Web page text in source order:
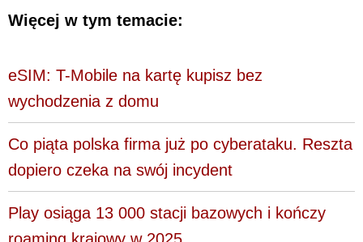
Więcej w tym temacie:
eSIM: T-Mobile na kartę kupisz bez
wychodzenia z domu
Co piąta polska firma już po cyberataku. Reszta
dopiero czeka na swój incydent
Play osiąga 13 000 stacji bazowych i kończy